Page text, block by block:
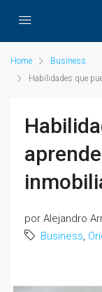
Home
Business
Habilidades que
por Alejandro
Business,